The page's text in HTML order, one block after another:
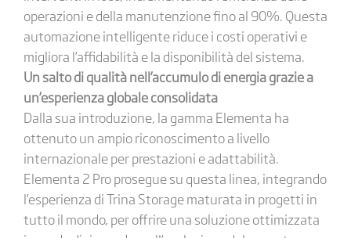
operazioni e della manutenzione fino al 90%. Questa
automazione intelligente riduce i costi operativi e
migliora l’affidabilità e la disponibilità del sistema.
Un salto di qualità nell’accumulo di energia grazie a
un’esperienza globale consolidata
Dalla sua introduzione, la gamma Elementa ha
ottenuto un ampio riconoscimento a livello
internazionale per prestazioni e adattabilità.
Elementa 2 Pro prosegue su questa linea, integrando
l’esperienza di Trina Storage maturata in progetti in
tutto il mondo, per offrire una soluzione ottimizzata